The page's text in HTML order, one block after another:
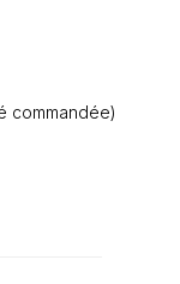
commandée)